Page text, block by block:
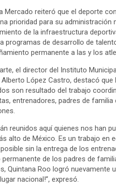
Mercado reiteró que el deporte
prioridad para su administración
de la infraestructura
programas de desarrollo de
permanente a las y los
el director del Instituto
Alberto López Castro, destacó que
son resultado del trabajo
entrenadores, padres de familia
reunidos aquí quienes nos han
alto de México. Es un trabajo en
sin la entrega de los
de los padres de
Quintana Roo logró nuevamente
nacional!”, expresó.